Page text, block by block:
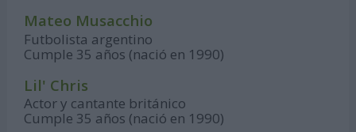
Mateo Musacchio
Futbolista argentino
Cumple 35 años (nació en 1990)
Lil' Chris
Actor y cantante británico
Cumple 35 años (nació en 1990)